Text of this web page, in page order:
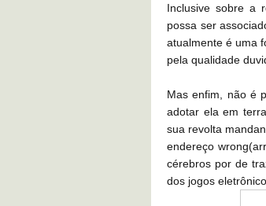
Inclusive sobre a
possa ser
atualmente é uma
pela qualidade
Mas enfim, não é
adotar ela em
sua revolta
endereço
cérebros por de
dos jogos